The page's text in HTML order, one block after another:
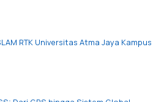
RTK Universitas Atma Jaya Kampus